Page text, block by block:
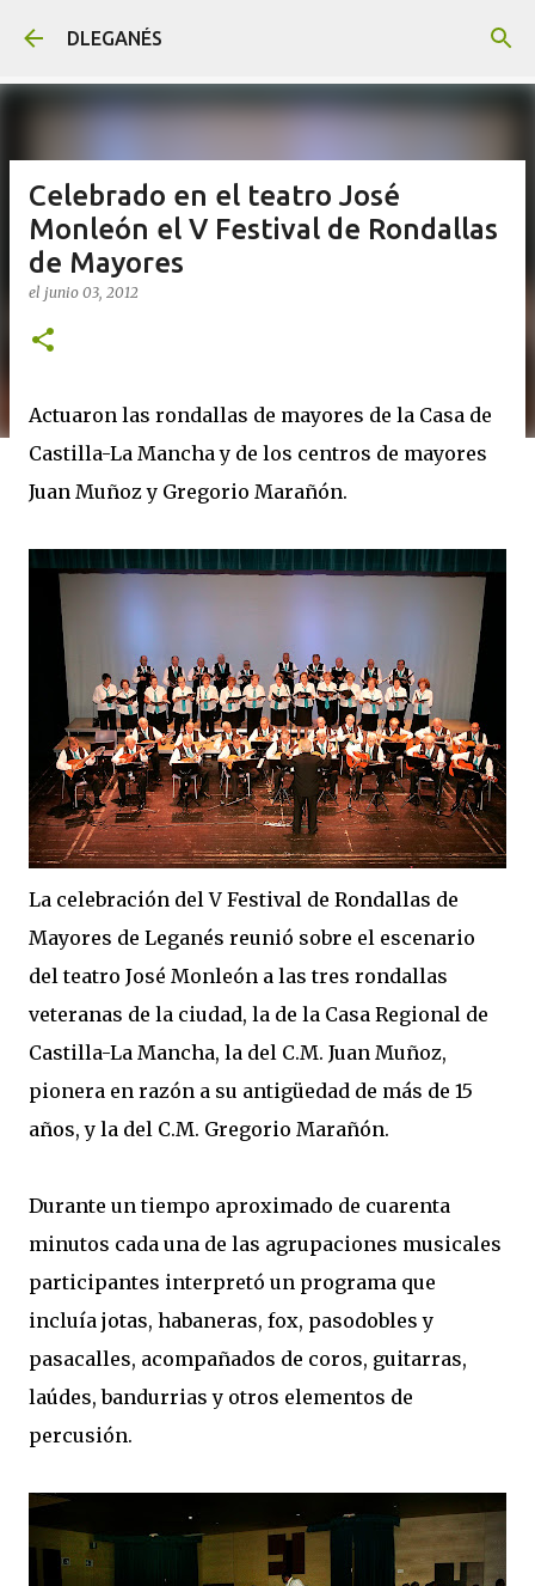
DLEGANÉS
Celebrado en el teatro José
Monleón el V Festival de Rondallas
de Mayores
el junio 03, 2012
Actuaron las rondallas de mayores de la Casa de
Castilla-La Mancha y de los centros de mayores
Juan Muñoz y Gregorio Marañón.
La celebración del V Festival de Rondallas de
Mayores de Leganés reunió sobre el escenario
del teatro José Monleón a las tres rondallas
veteranas de la ciudad, la de la Casa Regional de
Castilla-La Mancha, la del C.M. Juan Muñoz,
pionera en razón a su antigüedad de más de 15
años, y la del C.M. Gregorio Marañón.
Durante un tiempo aproximado de cuarenta
minutos cada una de las agrupaciones musicales
participantes interpretó un programa que
incluía jotas, habaneras, fox, pasodobles y
pasacalles, acompañados de coros, guitarras,
laúdes, bandurrias y otros elementos de
percusión.